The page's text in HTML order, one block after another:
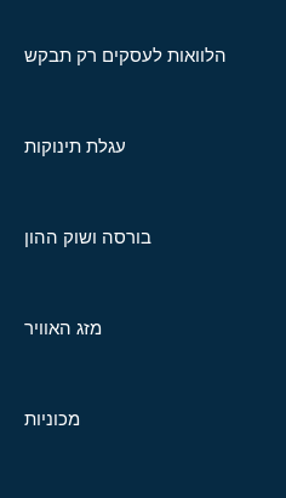
הלוואות לעסקים רק תבקש
עגלת תינוקות
בורסה ושוק ההון
מזג האוויר
מכוניות